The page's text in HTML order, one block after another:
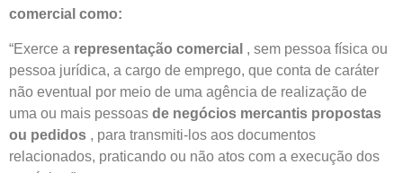
comercial como:
“Exerce a representação comercial , sem pessoa física ou
pessoa jurídica, a cargo de emprego, que conta de caráter
não eventual por meio de uma agência de realização de
uma ou mais pessoas de negócios mercantis propostas
ou pedidos , para transmiti-los aos documentos
relacionados, praticando ou não atos com a execução dos